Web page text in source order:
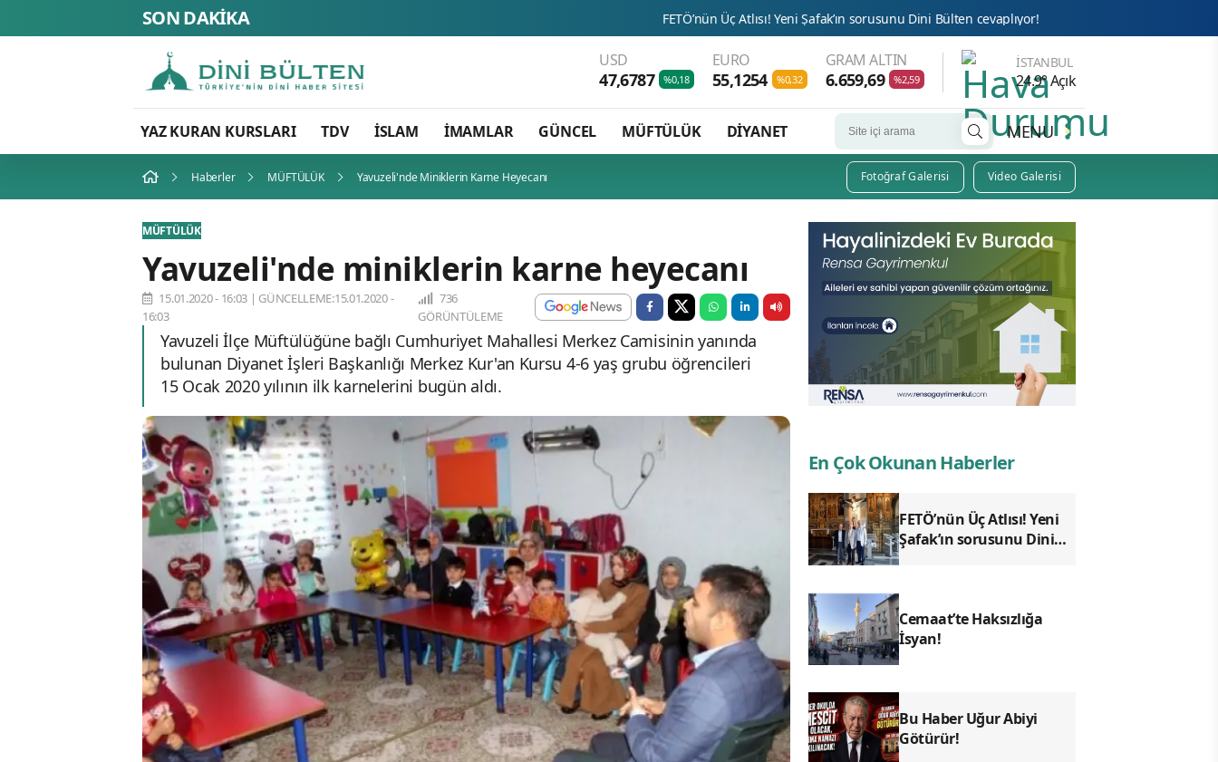
SON DAKİKA FETÖ’nün Üç Atlısı! Yeni Şafak’ın sorusunu Dini Bülten cevaplıyor! Bu Haber Uğur Abiyi Götürür!
USD
47,6787 %0,18
EURO
55,1254 %0,32
GRAM ALTIN
6.659,69 %2,59
İSTANBUL
24.9° Açık
YAZ KURAN KURSLARI TDV İSLAM İMAMLAR GÜNCEL MÜFTÜLÜK DİYANET MENU
Haberler MÜFTÜLÜK Yavuzeli'nde Miniklerin Karne Heyecanı Fotoğraf Galerisi Video Galerisi
MÜFTÜLÜK
Yavuzeli'nde miniklerin karne heyecanı
15.01.2020 - 16:03 | GÜNCELLEME:15.01.2020 -
16:03
736
GÖRÜNTÜLEME
Yavuzeli İlçe Müftülüğüne bağlı Cumhuriyet Mahallesi Merkez Camisinin yanında
bulunan Diyanet İşleri Başkanlığı Merkez Kur'an Kursu 4-6 yaş grubu öğrencileri
15 Ocak 2020 yılının ilk karnelerini bugün aldı.
En Çok Okunan Haberler
FETÖ’nün Üç Atlısı! Yeni
Şafak’ın sorusunu Dini
Cemaat’te Haksızlığa
İsyan!
Bu Haber Uğur Abiyi
Götürür!